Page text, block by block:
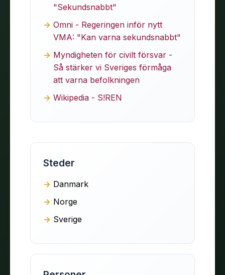
"Sekundsnabbt"
Omni - Regeringen inför nytt
VMA: "Kan varna sekundsnabbt"
Myndigheten för civilt försvar -
Så stärker vi Sveriges förmåga
att varna befolkningen
Wikipedia - S!REN
Steder
Danmark
Norge
Sverige